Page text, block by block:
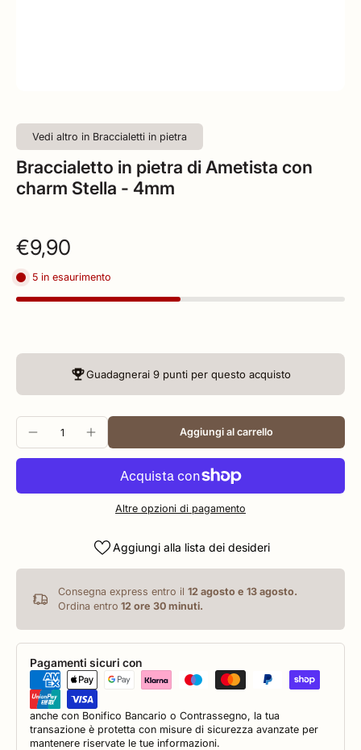
Vedi altro in Braccialetti in pietra
Braccialetto in pietra di Ametista con
charm Stella - 4mm
€9,90
5 in esaurimento
Guadagnerai 9 punti per questo acquisto
Aggiungi al carrello
Altre opzioni di pagamento
Aggiungi alla lista dei desideri
Consegna express entro il 12 agosto e 13 agosto.
Ordina entro 12 ore 30 minuti.
Pagamenti sicuri con
anche con Bonifico Bancario o Contrassegno, la tua
transazione è protetta con misure di sicurezza avanzate per
mantenere riservate le tue informazioni.